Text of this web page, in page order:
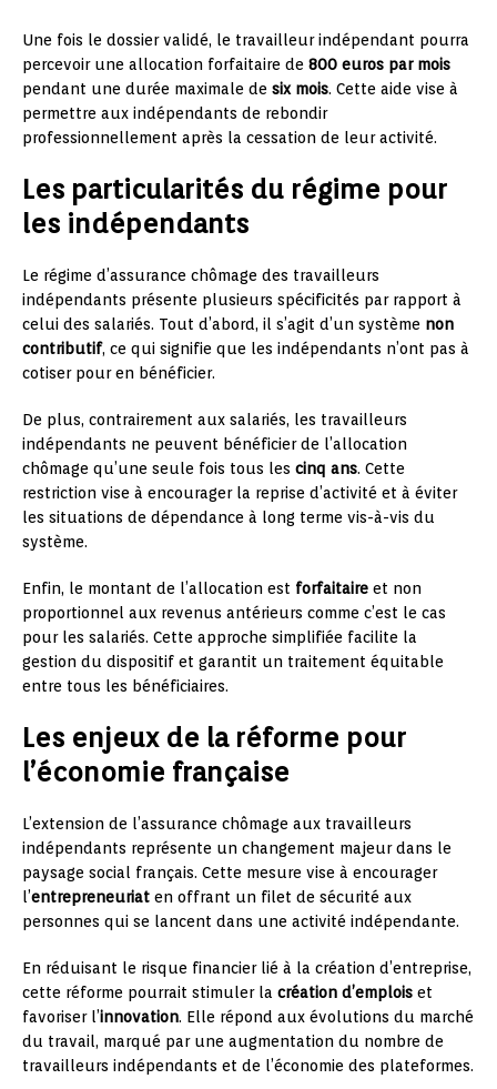
Une fois le dossier validé, le travailleur indépendant pourra
percevoir une allocation forfaitaire de 800 euros par mois
pendant une durée maximale de six mois. Cette aide vise à
permettre aux indépendants de rebondir
professionnellement après la cessation de leur activité.
Les particularités du régime pour
les indépendants
Le régime d’assurance chômage des travailleurs
indépendants présente plusieurs spécificités par rapport à
celui des salariés. Tout d’abord, il s’agit d’un système non
contributif, ce qui signifie que les indépendants n’ont pas à
cotiser pour en bénéficier.
De plus, contrairement aux salariés, les travailleurs
indépendants ne peuvent bénéficier de l’allocation
chômage qu’une seule fois tous les cinq ans. Cette
restriction vise à encourager la reprise d’activité et à éviter
les situations de dépendance à long terme vis-à-vis du
système.
Enfin, le montant de l’allocation est forfaitaire et non
proportionnel aux revenus antérieurs comme c’est le cas
pour les salariés. Cette approche simplifiée facilite la
gestion du dispositif et garantit un traitement équitable
entre tous les bénéficiaires.
Les enjeux de la réforme pour
l’économie française
L’extension de l’assurance chômage aux travailleurs
indépendants représente un changement majeur dans le
paysage social français. Cette mesure vise à encourager
l’entrepreneuriat en offrant un filet de sécurité aux
personnes qui se lancent dans une activité indépendante.
En réduisant le risque financier lié à la création d’entreprise,
cette réforme pourrait stimuler la création d’emplois et
favoriser l’innovation. Elle répond aux évolutions du marché
du travail, marqué par une augmentation du nombre de
travailleurs indépendants et de l’économie des plateformes.